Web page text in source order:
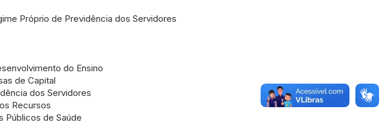
Próprio de Previdência dos Servidores
do Ensino
de Capital
dos Servidores
Recursos
Públicos de Saúde